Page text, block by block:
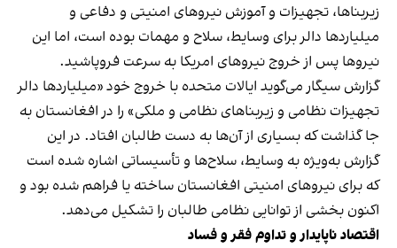
زیربناها، تجهیزات و آموزش نیروهای امنیتی و دفاعی و
میلیاردها دالر برای وسایط، سلاح و مهمات بوده است، اما این
نیروها پس از خروج نیروهای امریکا به سرعت فروپاشید.
گزارش سیگار می‌گوید ایالات متحده با خروج خود «میلیاردها دالر
تجهیزات نظامی و زیربناهای نظامی و ملکی» را در افغانستان به
جا گذاشت که بسیاری از آن‌ها به دست طالبان افتاد. در این
گزارش به‌ویژه به وسایط، سلاح‌ها و تأسیساتی اشاره شده است
که برای نیروهای امنیتی افغانستان ساخته یا فراهم شده بود و
اکنون بخشی از توانایی نظامی طالبان را تشکیل می‌دهد.
اقتصاد ناپایدار و تداوم فقر و فساد